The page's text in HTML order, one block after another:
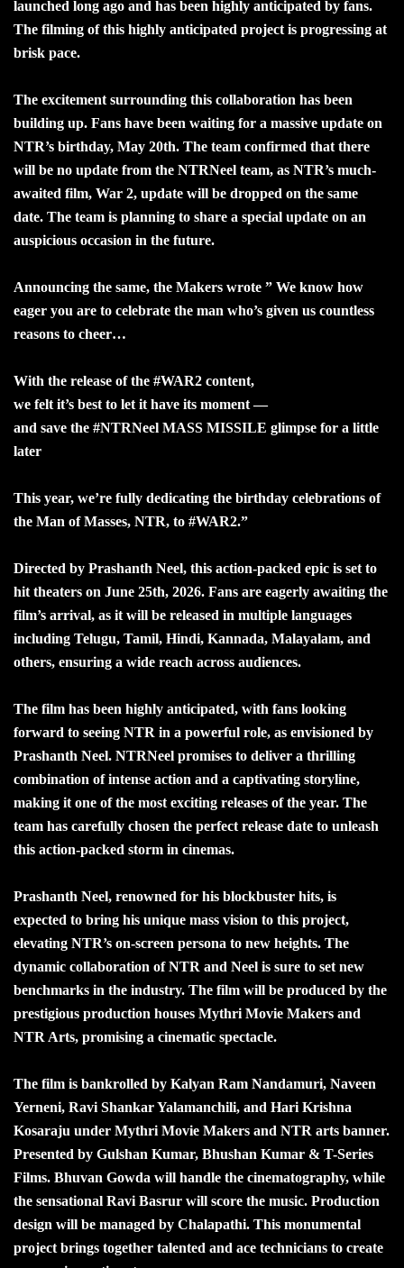
launched long ago and has been highly anticipated by fans.
The filming of this highly anticipated project is progressing at
brisk pace.
The excitement surrounding this collaboration has been
building up. Fans have been waiting for a massive update on
NTR’s birthday, May 20th. The team confirmed that there
will be no update from the NTRNeel team, as NTR’s much-
awaited film, War 2, update will be dropped on the same
date. The team is planning to share a special update on an
auspicious occasion in the future.
Announcing the same, the Makers wrote ” We know how
eager you are to celebrate the man who’s given us countless
reasons to cheer…
With the release of the #WAR2 content,
we felt it’s best to let it have its moment —
and save the #NTRNeel MASS MISSILE glimpse for a little
later
This year, we’re fully dedicating the birthday celebrations of
the Man of Masses, NTR, to #WAR2.”
Directed by Prashanth Neel, this action-packed epic is set to
hit theaters on June 25th, 2026. Fans are eagerly awaiting the
film’s arrival, as it will be released in multiple languages
including Telugu, Tamil, Hindi, Kannada, Malayalam, and
others, ensuring a wide reach across audiences.
The film has been highly anticipated, with fans looking
forward to seeing NTR in a powerful role, as envisioned by
Prashanth Neel. NTRNeel promises to deliver a thrilling
combination of intense action and a captivating storyline,
making it one of the most exciting releases of the year. The
team has carefully chosen the perfect release date to unleash
this action-packed storm in cinemas.
Prashanth Neel, renowned for his blockbuster hits, is
expected to bring his unique mass vision to this project,
elevating NTR’s on-screen persona to new heights. The
dynamic collaboration of NTR and Neel is sure to set new
benchmarks in the industry. The film will be produced by the
prestigious production houses Mythri Movie Makers and
NTR Arts, promising a cinematic spectacle.
The film is bankrolled by Kalyan Ram Nandamuri, Naveen
Yerneni, Ravi Shankar Yalamanchili, and Hari Krishna
Kosaraju under Mythri Movie Makers and NTR arts banner.
Presented by Gulshan Kumar, Bhushan Kumar & T-Series
Films. Bhuvan Gowda will handle the cinematography, while
the sensational Ravi Basrur will score the music. Production
design will be managed by Chalapathi. This monumental
project brings together talented and ace technicians to create